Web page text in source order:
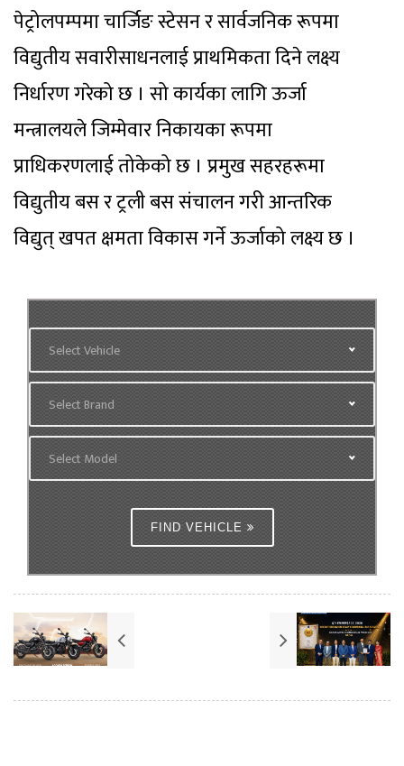
पेट्रोलपम्पमा चार्जिङ स्टेसन र सार्वजनिक रूपमा
विद्युतीय सवारीसाधनलाई प्राथमिकता दिने लक्ष्य
निर्धारण गरेको छ । सो कार्यका लागि ऊर्जा
मन्त्रालयले जिम्मेवार निकायका रूपमा
प्राधिकरणलाई तोकेको छ । प्रमुख सहरहरूमा
विद्युतीय बस र ट्रली बस संचालन गरी आन्तरिक
विद्युत् खपत क्षमता विकास गर्ने ऊर्जाको लक्ष्य छ ।
Select Vehicle
Select Brand
Select Model
FIND VEHICLE